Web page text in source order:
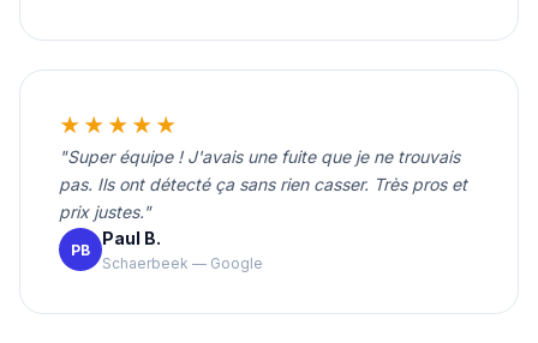
★★★★★
"Super équipe ! J'avais une fuite que je ne trouvais
pas. Ils ont détecté ça sans rien casser. Très pros et
prix justes."
PB
Paul B.
Schaerbeek — Google